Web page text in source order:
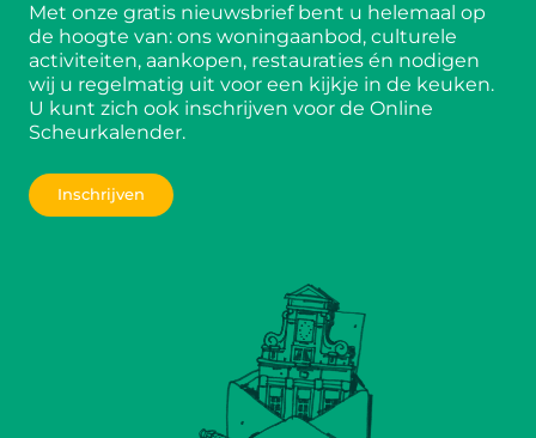
Met onze gratis nieuwsbrief bent u helemaal op
de hoogte van: ons woningaanbod, culturele
activiteiten, aankopen, restauraties én nodigen
wij u regelmatig uit voor een kijkje in de keuken.
U kunt zich ook inschrijven voor de Online
Scheurkalender.
Inschrijven